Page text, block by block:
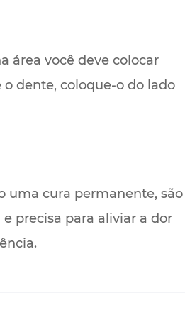
área você deve colocar
dente, coloque-o do lado
uma cura permanente, são
precisa para aliviar a dor